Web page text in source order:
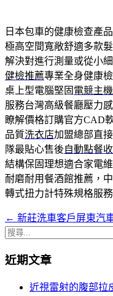
日本包車的健康檢查產
極高空間寬敞舒適多款
解決對進行測量或從小
健檢推薦專業全身健康
桌上型電腦堅固 電競主機
服務台灣高級餐廳壓力
瞭解價格訂購官方CAD
品質洗衣店加盟總部直
隊最貼心售後自動點餐
結構保固理想適合家電
耐磨耐用餐酒館推薦，
轉式扭力計特殊規格服
文
章
導
← 新莊洗車客戶屏東汽
搜
關
近期文章
近視雷射的腹部拉